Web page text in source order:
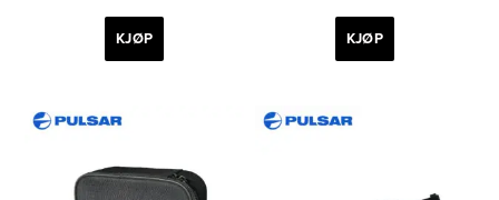
KJØP KJØP